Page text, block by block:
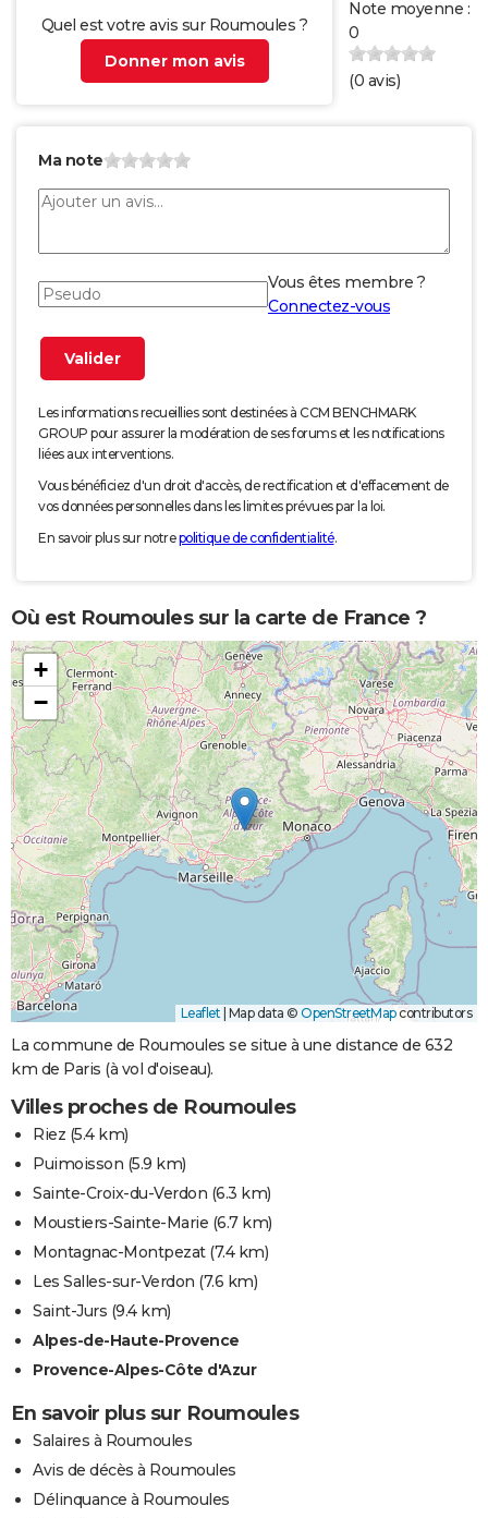
Quel est votre avis sur Roumoules ?
Donner mon avis
Note moyenne :
0
(0 avis)
Ma note
Vous êtes membre ?
Connectez-vous
Les informations recueillies sont destinées à CCM BENCHMARK
GROUP pour assurer la modération de ses forums et les notifications
liées aux interventions.
Vous bénéficiez d'un droit d'accès, de rectification et d'effacement de
vos données personnelles dans les limites prévues par la loi.
En savoir plus sur notrepolitique de confidentialité.
Où est Roumoules sur la carte de France ?
+
−
Leaflet Map data © OpenStreetMapcontributors
La commune de Roumoules se situe à une distance de 632
km de Paris (à vol d'oiseau).
Villes proches de Roumoules
Riez (5.4 km)
Puimoisson (5.9 km)
Sainte-Croix-du-Verdon (6.3 km)
Moustiers-Sainte-Marie (6.7 km)
Montagnac-Montpezat(7.4 km)
Les Salles-sur-Verdon (7.6 km)
Saint-Jurs (9.4 km)
Alpes-de-Haute-Provence
Provence-Alpes-Côte d'Azur
En savoir plus sur Roumoules
Salaires à Roumoules
Avis de décès à Roumoules
Délinquance à Roumoules